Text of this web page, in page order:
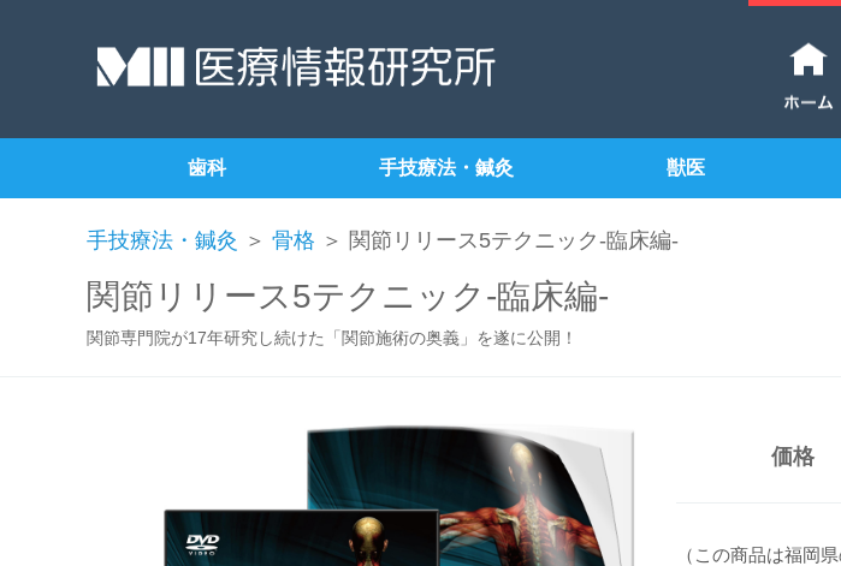
歯科 手技療法・鍼灸 獣医
手技療法・鍼灸 ＞ 骨格 ＞ 関節リリース5テクニック-臨床編-
関節リリース5テクニック-臨床編-
関節専門院が17年研究し続けた「関節施術の奥義」を遂に公開！
価格
（この商品は福岡